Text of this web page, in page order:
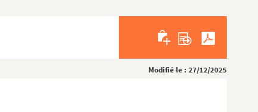
Modifié le : 27/12/2025